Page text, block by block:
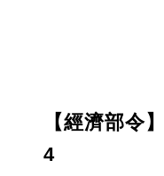
【經濟部令
4